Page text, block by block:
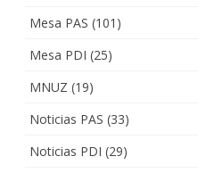
Mesa PAS (101)
Mesa PDI (25)
MNUZ (19)
Noticias PAS (33)
Noticias PDI (29)